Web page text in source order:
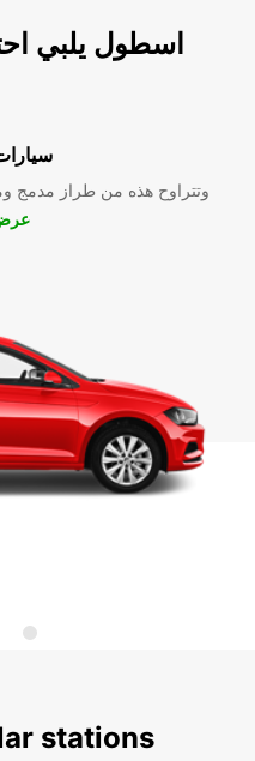
اسطول يلبي
وتتراوح هذه من طراز مدمج
stations